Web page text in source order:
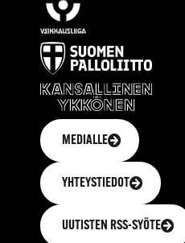
MEDIALLE
YHTEYSTIEDOT
UUTISTEN RSS-SYÖTE